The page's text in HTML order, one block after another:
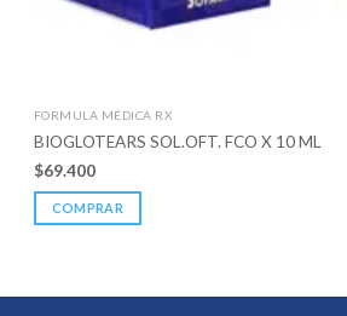
FORMULA MÉDICA RX
BIOGLOTEARS SOL.OFT. FCO X 10 ML
$69.400
COMPRAR